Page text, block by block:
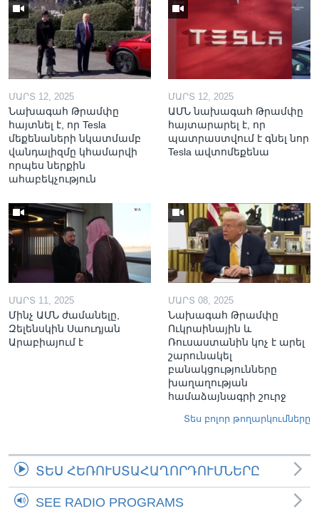
ՄԱՐՏ 12, 2025
Նախագահ Թրամփը
հայտնել է, որ Tesla
մեքենաների նկատմամբ
վանդալիզմը կհամարվի
որպես ներքին
ահաբեկչություն
ՄԱՐՏ 12, 2025
ԱՄՆ նախագահ Թրամփը
հայտարարել է, որ
պատրաստվում է գնել նոր
Tesla ավտոմեքենա
ՄԱՐՏ 11, 2025
Մինչ ԱՄՆ ժամանելը,
Զելենսկին Սաուդյան
Արաբիայում է
ՄԱՐՏ 08, 2025
Նախագահ Թրամփը
Ուկրաինային և
Ռուսաստանին կոչ է արել
շարունակել
բանակցությունները
խաղաղության
համաձայնագրի շուրջ
Տես բոլոր թողարկումները
ՏԵՍ ՀԵՌՈՒՍՏԱՀԱՂՈՐԴՈՒՄՆԵՐԸ
SEE RADIO PROGRAMS